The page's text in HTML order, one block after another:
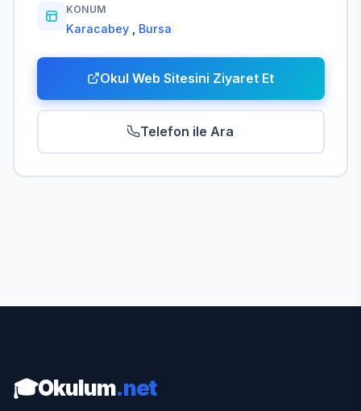
KONUM
Karacabey Bursa
Okul Web Sitesini Ziyaret Et
Telefon ile Ara
🎓Okulum.net